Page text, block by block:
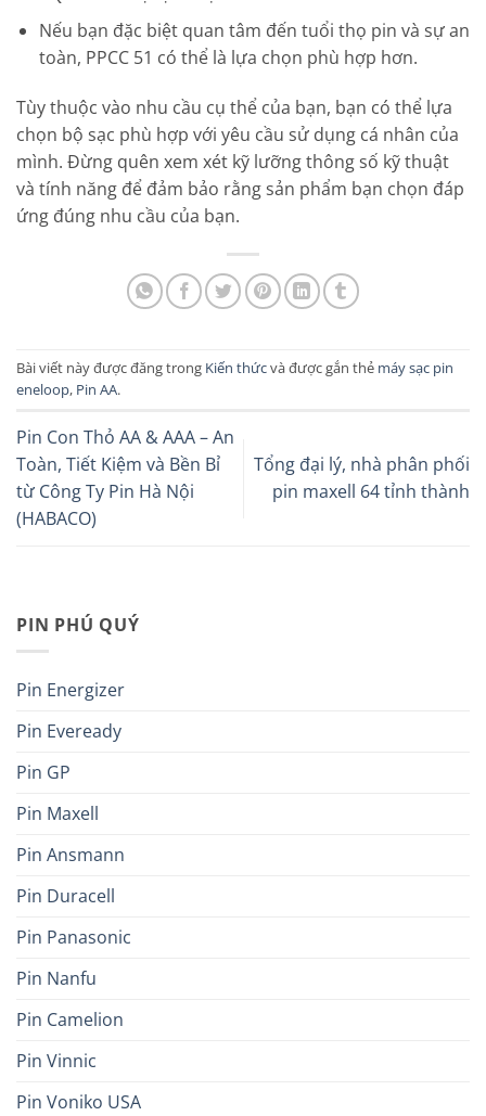
PIN PHÚ QUÝ
Pin Energizer
Pin Eveready
Pin GP
Pin Maxell
Pin Ansmann
Pin Duracell
Pin Panasonic
Pin Nanfu
Pin Camelion
Pin Vinnic
Pin Voniko USA
Nếu bạn đặc biệt quan tâm đến tuổi thọ pin và sự an
toàn, PPCC 51 có thể là lựa chọn phù hợp hơn.
Tùy thuộc vào nhu cầu cụ thể của bạn, bạn có thể lựa
chọn bộ sạc phù hợp với yêu cầu sử dụng cá nhân của
mình. Đừng quên xem xét kỹ lưỡng thông số kỹ thuật
và tính năng để đảm bảo rằng sản phẩm bạn chọn đáp
ứng đúng nhu cầu của bạn.
Bài viết này được đăng trong Kiến thứcvà được gắn thẻ máy sạc pin
eneloop, Pin AA.
Pin Con Thỏ AA & AAA – An
Toàn, Tiết Kiệm và Bền Bỉ
từ Công Ty Pin Hà Nội
(HABACO)
Tổng đại lý, nhà phân phối
pin maxell 64 tỉnh thành